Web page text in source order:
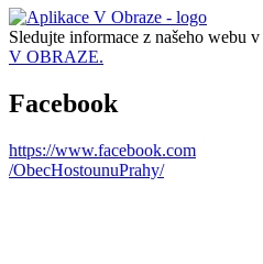
Sledujte informace z našeho webu v
V OBRAZE.
Facebook
https://www.facebook.com
/ObecHostounuPrahy/